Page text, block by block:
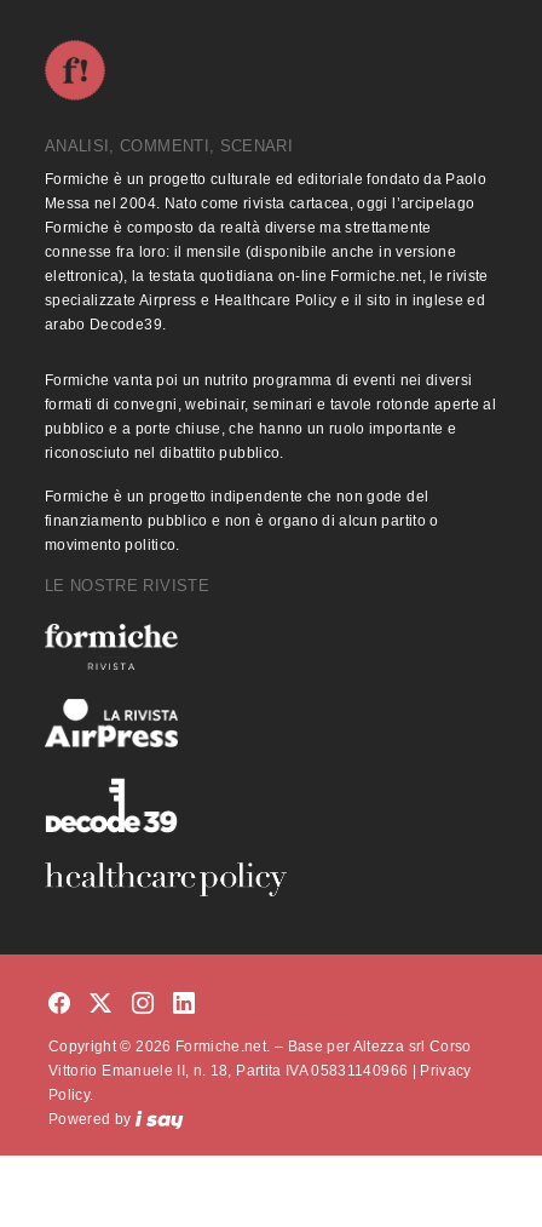
ANALISI, COMMENTI, SCENARI
Formiche è un progetto culturale ed editoriale fondato da Paolo
Messa nel 2004. Nato come rivista cartacea, oggi l’arcipelago
Formiche è composto da realtà diverse ma strettamente
connesse fra loro: il mensile (disponibile anche in versione
elettronica), la testata quotidiana on-line Formiche.net, le riviste
specializzate Airpress e Healthcare Policy e il sito in inglese ed
arabo Decode39.
Formiche vanta poi un nutrito programma di eventi nei diversi
formati di convegni, webinair, seminari e tavole rotonde aperte al
pubblico e a porte chiuse, che hanno un ruolo importante e
riconosciuto nel dibattito pubblico.
Formiche è un progetto indipendente che non gode del
finanziamento pubblico e non è organo di alcun partito o
movimento politico.
LE NOSTRE RIVISTE
Copyright © 2026 Formiche.net. – Base per Altezza srl Corso
Vittorio Emanuele II, n. 18, Partita IVA 05831140966 |
Privacy
Policy.
Powered by